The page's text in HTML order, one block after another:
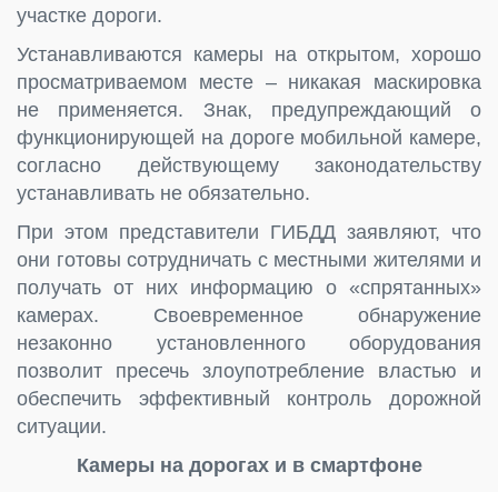
участке дороги.
Устанавливаются камеры на открытом, хорошо
просматриваемом месте – никакая маскировка
не применяется. Знак, предупреждающий о
функционирующей на дороге мобильной камере,
согласно действующему законодательству
устанавливать не обязательно.
При этом представители ГИБДД заявляют, что
они готовы сотрудничать с местными жителями и
получать от них информацию о «спрятанных»
камерах. Своевременное обнаружение
незаконно установленного оборудования
позволит пресечь злоупотребление властью и
обеспечить эффективный контроль дорожной
ситуации.
Камеры на дорогах и в смартфоне